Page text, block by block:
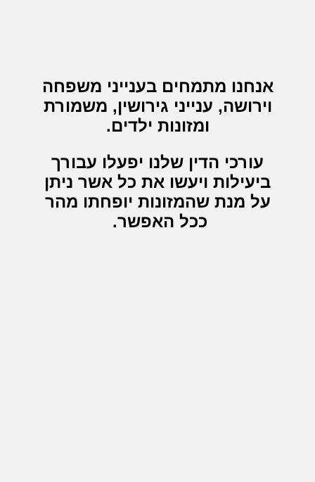
אנחנו מתמחים בענייני משפחה
וירושה, ענייני גירושין, משמורת
ומזונות ילדים.
עורכי הדין שלנו יפעלו עבורך
ביעילות ויעשו את כל אשר ניתן
על מנת שהמזונות יופחתו מהר
ככל האפשר.